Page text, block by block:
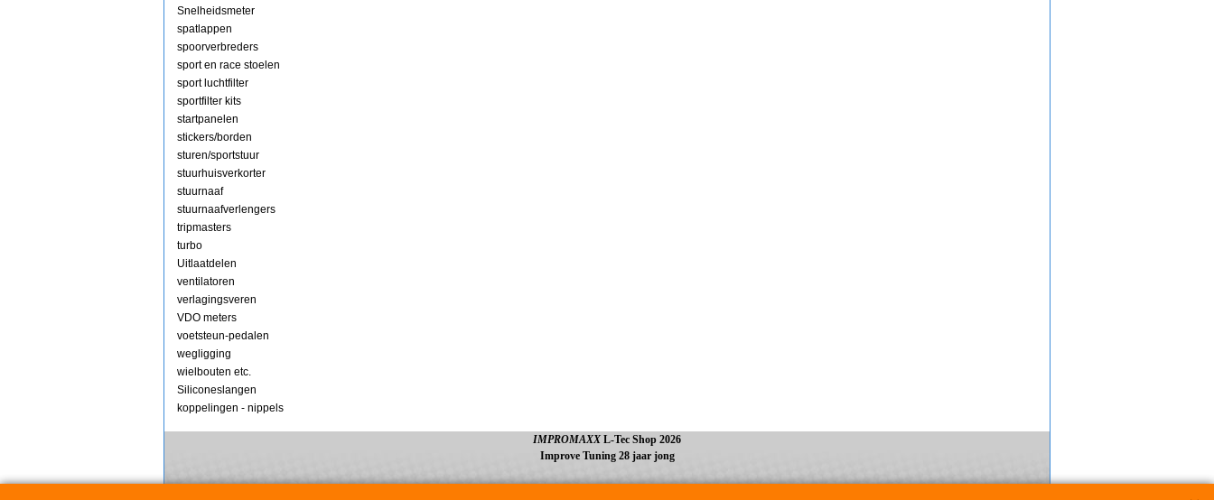
Snelheidsmeter
spatlappen
spoorverbreders
sport en race stoelen
sport luchtfilter
sportfilter kits
startpanelen
stickers/borden
sturen/sportstuur
stuurhuisverkorter
stuurnaaf
stuurnaafverlengers
tripmasters
turbo
Uitlaatdelen
ventilatoren
verlagingsveren
VDO meters
voetsteun-pedalen
wegligging
wielbouten etc.
Siliconeslangen
koppelingen - nippels
IMPROMAXX L-Tec Shop 2026
Improve Tuning 28 jaar jong